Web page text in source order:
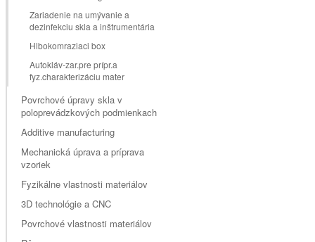
Zariadenie na umývanie a
dezinfekciu skla a inštrumentária
Hlbokomraziaci box
Autokláv-zar.pre prípr.a
fyz.charakterizáciu mater
Povrchové úpravy skla v
poloprevádzkových podmienkach
Additive manufacturing
Mechanická úprava a príprava
vzoriek
Fyzikálne vlastnosti materiálov
3D technológie a CNC
Povrchové vlastnosti materiálov